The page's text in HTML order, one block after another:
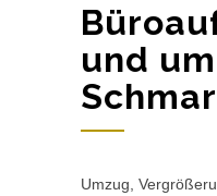
und um
Umzug,